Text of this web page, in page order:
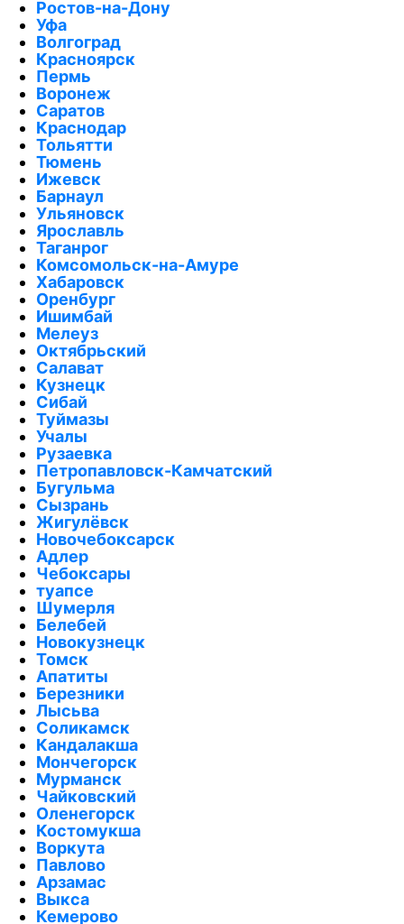
Ростов-на-Дону
Уфа
Волгоград
Красноярск
Пермь
Воронеж
Саратов
Краснодар
Тольятти
Тюмень
Ижевск
Барнаул
Ульяновск
Ярославль
Таганрог
Комсомольск-на-Амуре
Хабаровск
Оренбург
Ишимбай
Мелеуз
Октябрьский
Салават
Кузнецк
Сибай
Туймазы
Учалы
Рузаевка
Петропавловск-Камчатский
Бугульма
Сызрань
Жигулёвск
Новочебоксарск
Адлер
Чебоксары
туапсе
Шумерля
Белебей
Новокузнецк
Томск
Апатиты
Березники
Лысьва
Соликамск
Кандалакша
Мончегорск
Мурманск
Чайковский
Оленегорск
Костомукша
Воркута
Павлово
Арзамас
Выкса
Кемерово